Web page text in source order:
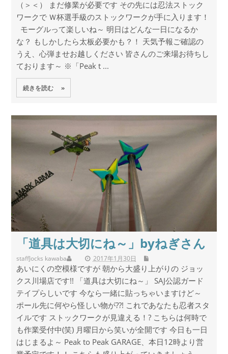
（＞＜） まだ修業が必要です その先には忍法ストック
ワークで Ｗ杯選手級のストックワークが手に入ります！
モーグルって楽しいね～ 明日はどんな一日になるか
な？ もしかしたら太板必要かも？！ 天気予報ご確認の
うえ、心弾ませお越しください 皆さんのご来場お待ちし
ております～ ※「Peak t ...
続きを読む »
「道具は大切にね～」byねぎさん
staff 2017年1月30日
Jocks kawaba
あいにくの空模様ですが 朝から大盛り上がりの ジョッ
クス川場店です!! 「道具は大切にね～」 SAJ公認ガード
テイプらしいです 今なら一緒に貼っちゃいますけど～
ポール先に何やら怪しい物が??! これであなたも忍者スタ
イルです ストックワークが見違える！? こちらは何時で
も作業受付中(笑) 月曜日から笑いが全開です 今日も一日
はじまるよ～ Peak to Peak GARAGE、本日12時より営